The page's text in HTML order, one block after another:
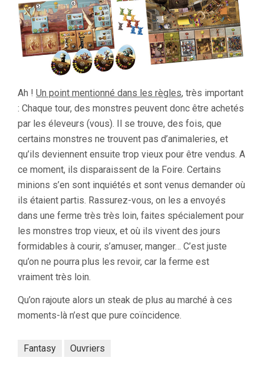
Ah ! Un point mentionné dans les règles, très important
: Chaque tour, des monstres peuvent donc être achetés
par les éleveurs (vous). Il se trouve, des fois, que
certains monstres ne trouvent pas d’animaleries, et
qu’ils deviennent ensuite trop vieux pour être vendus. A
ce moment, ils disparaissent de la Foire. Certains
minions s’en sont inquiétés et sont venus demander où
ils étaient partis. Rassurez-vous, on les a envoyés
dans une ferme très très loin, faites spécialement pour
les monstres trop vieux, et où ils vivent des jours
formidables à courir, s’amuser, manger… C’est juste
qu’on ne pourra plus les revoir, car la ferme est
vraiment très loin.
Qu’on rajoute alors un steak de plus au marché à ces
moments-là n’est que pure coïncidence.
Fantasy Ouvriers